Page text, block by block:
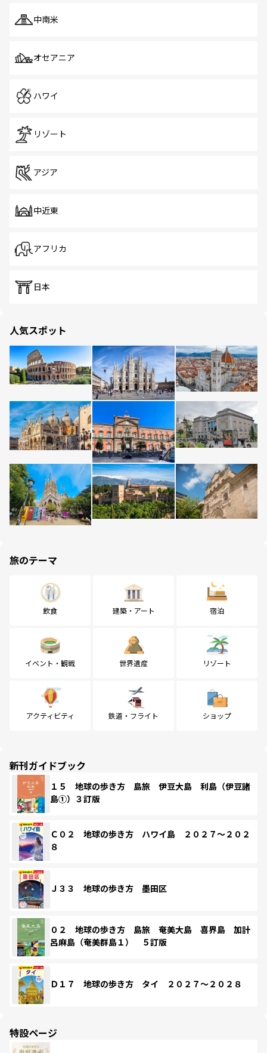
中南米
オセアニア
ハワイ
リゾート
アジア
中近東
アフリカ
日本
人気スポット
旅のテーマ
飲食 建築・アート 宿泊
イベント・観戦 世界遺産 リゾート
アクティビティ 鉄道・フライト ショップ
新刊ガイドブック
１５ 地球の歩き方 島旅 伊豆大島 利島（伊豆諸
島①）３訂版
Ｃ０２ 地球の歩き方 ハワイ島 ２０２７～２０２
８
Ｊ３３ 地球の歩き方 墨田区
０２ 地球の歩き方 島旅 奄美大島 喜界島 加計
呂麻島（奄美群島１） ５訂版
Ｄ１７ 地球の歩き方 タイ ２０２７～２０２８
特設ページ